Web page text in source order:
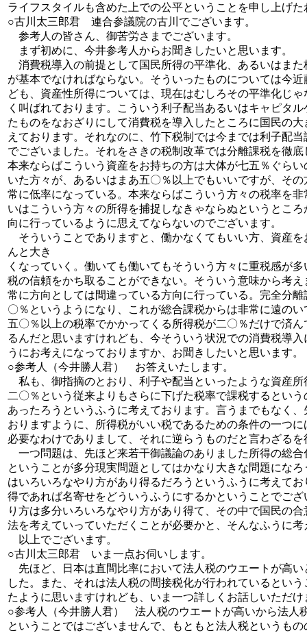
ライフスタイルも含めた上での公平ということを申し上げた
○古川太三郎君 連合参議院の古川でございます。
参考人の皆さん、御苦労さまでございます。
まず初めに、今井参考人からお聞きしたいと思います。
消費税導入の前提として国民所得の平準化、あるいはま
が基本でなければならない。そういったものについては今
ども、資産性所得については、現在はむしろその平準化じ
く叫ばれております。こういう利子配当あるいはキャピタ
たものをなおざりにして消費税を導入したところに国民の
えております。それなのに、竹下税制では今までは利子配
でございました。それをさきの税制改革では分離課税を徹
本来ならばこういう資産をお持ちの方は大体が七五％ぐら
いた方々が、あるいはまあ五〇％以上でもいいですが、そ
常に低率になっている。本来ならばこういう方々の税率を
いはこういう方々の所得を捕捉しなきゃならぬというとこ
向に行っているように思えてならないのでございます。
そういうことでありますと、働かなくてもいい方、資産
んと大き
くなっていく。働いても働いてもそういう方々に重税感が
税の信頼をかち取ることができない。そういう意味から考
常に方向としては間違っている方向に行っている。完全分
〇％というようになり、これが総合課税からは非常に遠の
五〇％以上の税率でかかってくる所得税が二〇％だけで済
るんだと思いますけれども、今そういう状況での消費税導
うにお考えになっておりますか、お聞きしたいと思います。
○参考人（今井勝人君） お答えいたします。
私も、御指摘のとおり、利子や配当といったような資産
二〇％という従来よりもさらに下げた税率で課税するとい
あったろうというふうに考えております。言うまでもなく
おりますように、所得税がいい税であるための条件の一つ
必要なわけでありまして、それに逆らうものだと言わざる
一つ問題は、先ほど来若干御議論のありました所得の総
ということが多分現実問題としてはかなり大きな問題にな
はいろいろなやり方があり得るだろうというふうに考えて
得であれば名寄せをどういうふうにするかということでご
り方は多分いろいろなやり方があり得て、その中で国民の
法を考えていっていただくことが必要かと、そんなふうに
以上でございます。
○古川太三郎君 いま一点お伺いします。
先ほど、日本は直間比率において法人税のウエートが高
した。また、それは法人税の間接税化が行われているとい
たように思いますけれども、いま一つ詳しくお話しいただけ
○参考人（今井勝人君） 法人税のウエートが高いから法人
ということではございませんで、もともと法人税というも